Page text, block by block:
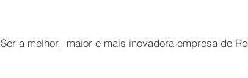
Ser a melhor, maior e mais inovadora empresa de